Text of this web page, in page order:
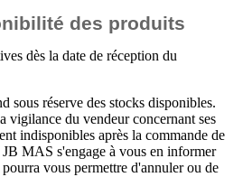
des produits
dès la date de réception du
sous réserve des stocks disponibles.
vigilance du vendeur concernant ses
indisponibles après la commande de
MAS s'engage à vous en informer
vous permettre d'annuler ou de